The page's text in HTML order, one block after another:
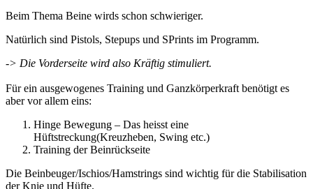
Beim Thema Beine wirds schon schwieriger.
Natürlich sind Pistols, Stepups und SPrints im Programm.
-> Die Vorderseite wird also Kräftig stimuliert.
Für ein ausgewogenes Training und Ganzkörperkraft benötigt es
aber vor allem eins:
Hinge Bewegung – Das heisst eine
Hüftstreckung(Kreuzheben, Swing etc.)
Training der Beinrückseite
Die Beinbeuger/Ischios/Hamstrings sind wichtig für die Stabilisation
der Knie und Hüfte.